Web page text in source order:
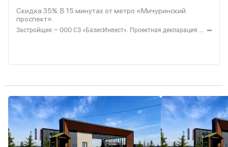
Скидка 35%. В 15 минутах от метро «Мичуринский
проспект».
Застройщик — ООО СЗ «БазисИнвест». Проектная декларация — наш.дом.рф. Акция до 31.08.2026. Не оферта. Подробности — level.ru